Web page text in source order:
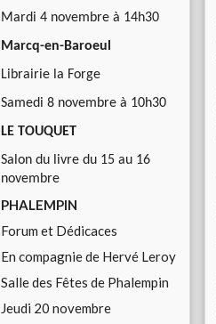
Mardi 4 novembre à 14h30
Marcq-en-Baroeul
Librairie la Forge
Samedi 8 novembre à 10h30
LE TOUQUET
Salon du livre du 15 au 16
novembre
PHALEMPIN
Forum et Dédicaces
En compagnie de Hervé Leroy
Salle des Fêtes de Phalempin
Jeudi 20 novembre